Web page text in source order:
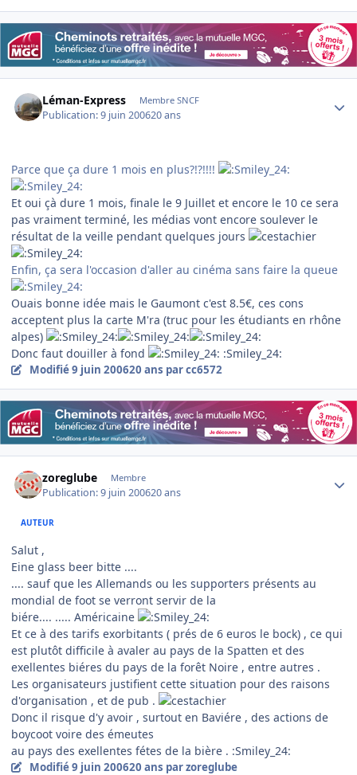
Léman-Express Membre SNCF
Publication:9 juin 200620 ans
Parce que ça dure 1 mois en plus?!?!!!!
Et oui çà dure 1 mois, finale le 9 Juillet et encore le 10 ce sera
pas vraiment terminé, les médias vont encore soulever le
résultat de la veille pendant quelques jours
Enfin, ça sera l'occasion d'aller au cinéma sans faire la queue
Ouais bonne idée mais le Gaumont c'est 8.5€, ces cons
acceptent plus la carte M'ra (truc pour les étudiants en rhône
alpes)
Donc faut douiller à fond
:Smiley_24:
Modifié9 juin 200620 ans par cc6572
zoreglube Membre
Publication:9 juin 200620 ans
AUTEUR
Salut ,
Eine glass beer bitte ....
.... sauf que les Allemands ou les supporters présents au
mondial de foot se verront servir de la
biére.... ..... Américaine
Et ce à des tarifs exorbitants ( prés de 6 euros le bock) , ce qui
est plutôt difficile à avaler au pays de la Spatten et des
exellentes biéres du pays de la forêt Noire , entre autres .
Les organisateurs justifient cette situation pour des raisons
d'organisation , et de pub .
Donc il risque d'y avoir , surtout en Baviére , des actions de
boycoot voire des émeutes
au pays des exellentes fétes de la bière . :Smiley_24:
Modifié9 juin 200620 ans par zoreglube